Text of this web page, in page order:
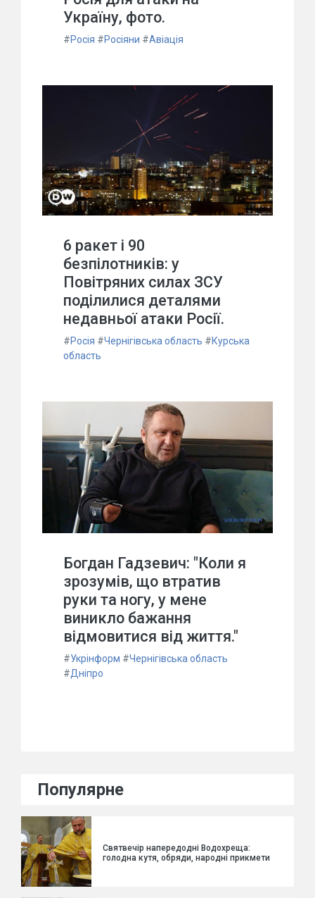
Україну, фото.
#Росія #Росіяни #Авіація
6 ракет і 90
безпілотників: у
Повітряних силах ЗСУ
поділилися деталями
недавньої атаки Росії.
#Росія #Чернігівська область #Курська
область
Богдан Гадзевич: "Коли я
зрозумів, що втратив
руки та ногу, у мене
виникло бажання
відмовитися від життя."
#Укрінформ #Чернігівська область
#Дніпро
Популярне
Святвечір напередодні Водохреща:
голодна кутя, обряди, народні прикмети